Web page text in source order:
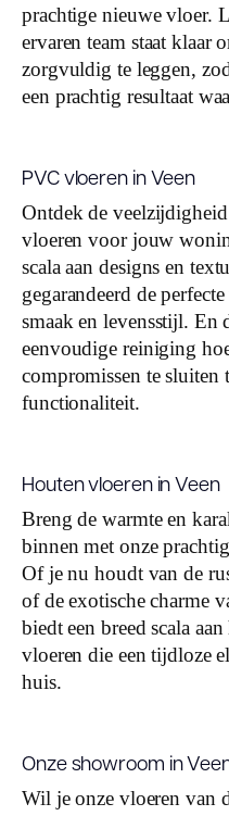
prachtige nieuwe vloer.
ervaren team staat klaar
zorgvuldig te leggen,
een prachtig resultaat
PVC vloeren in Veen
Ontdek de
vloeren voor jouw
scala aan designs en
gegarandeerd de
smaak en levensstijl. En
eenvoudige reiniging
compromissen te sluiten
functionaliteit.
Houten vloeren in Veen
Breng de warmte en
binnen met onze
Of je nu houdt van de
of de exotische charme
biedt een breed scala
vloeren die een tijdloze
huis.
Onze showroom in
Wil je onze vloeren van